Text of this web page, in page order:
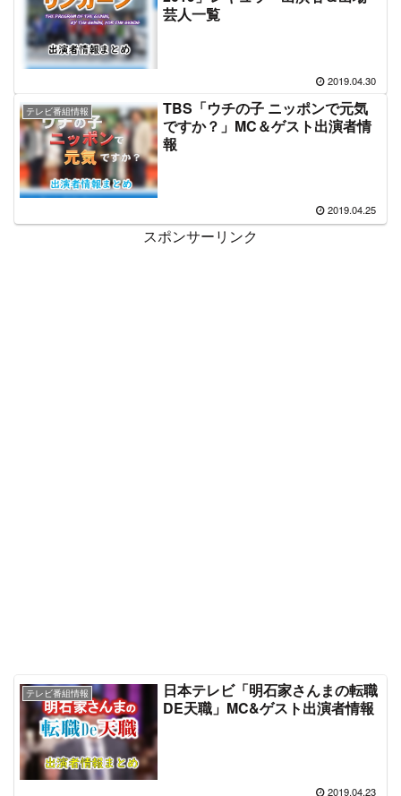
芸人一覧
2019.04.30
テレビ番組情報
TBS「ウチの子 ニッポンで元気
ですか？」MC＆ゲスト出演者情
報
2019.04.25
スポンサーリンク
テレビ番組情報
日本テレビ「明石家さんまの転職
DE天職」MC&ゲスト出演者情報
2019.04.23